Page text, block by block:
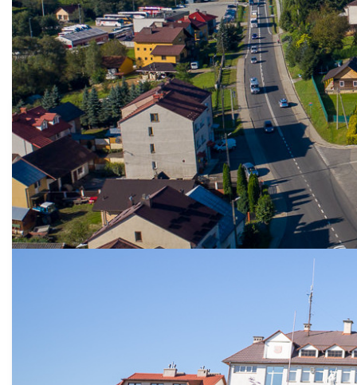
AKTUALNOŚCI Z
GMINY NIEBYLEC
Kondolencje
UG Opublikowano: 11 sierpień 2025